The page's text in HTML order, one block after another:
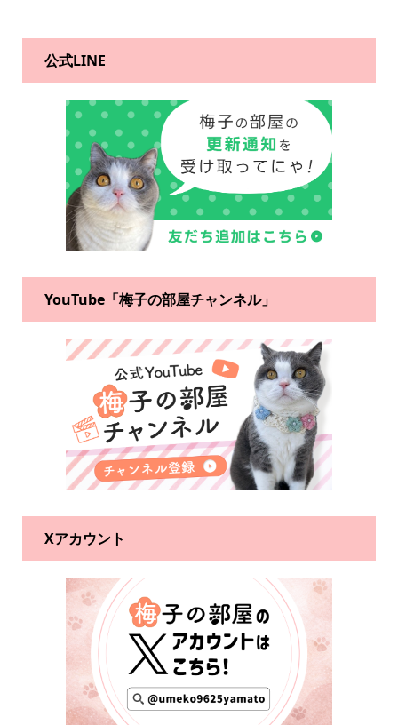
公式LINE
YouTube「梅子の部屋チャンネル」
Xアカウント